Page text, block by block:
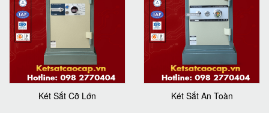
Két Sắt Cỡ Lớn Két Sắt An Toàn